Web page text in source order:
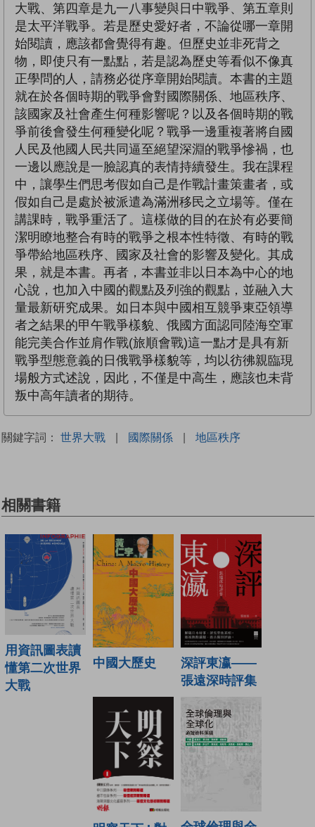
大戰、第四章是九一八事變與日中戰爭、第五章則
是太平洋戰爭。若是歷史愛好者，不論從哪一章開
始閱讀，應該都會覺得有趣。但歷史並非死背之
物，即使只有一點點，若是認為歷史等看似不像真
正學問的人，請務必從序章開始閱讀。本書的主題
就在於各個時期的戰爭會對國際關係、地區秩序、
該國家及社會產生何種影響呢？以及各個時期的戰
爭前後會發生何種變化呢？戰爭一邊重複著將自國
人民及他國人民共同逼至絕望深淵的戰爭慘禍，也
一邊以應說是一臉認真的表情持續發生。我在課程
中，讓學生們思考假如自己是作戰計畫策畫者，或
假如自己是處於被派遣為滿洲移民之立場等。僅在
講課時，戰爭重活了。這樣做的目的在於有必要簡
潔明瞭地整合有時的戰爭之根本性特徵、有時的戰
爭帶給地區秩序、國家及社會的影響及變化。其成
果，就是本書。再者，本書並非以日本為中心的地
心說，也加入中國的觀點及列強的觀點，並融入大
量最新研究成果。如日本與中國相互競爭東亞領導
者之結果的甲午戰爭樣貌、俄國方面認同陸海空軍
能完美合作並肩作戰(旅順會戰)這一點才是具有新
戰爭型態意義的日俄戰爭樣貌等，均以彷彿親臨現
場般方式述說，因此，不僅是中高生，應該也未背
叛中高年讀者的期待。
關鍵字詞： 世界大戰 | 國際關係 | 地區秩序
相關書籍
用資訊圖表讀
懂第二次世界
大戰
中國大歷史
深評東瀛——
張遠深時評集